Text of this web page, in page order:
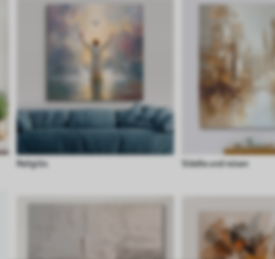
Religiös Städte und reisen